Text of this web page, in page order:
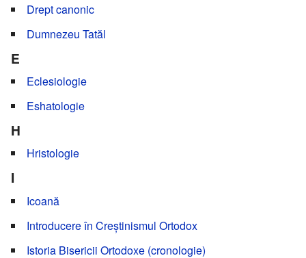
Drept canonic
Dumnezeu Tatăl
E
Eclesiologie
Eshatologie
H
Hristologie
I
Icoană
Introducere în Creștinismul Ortodox
Istoria Bisericii Ortodoxe (cronologie)